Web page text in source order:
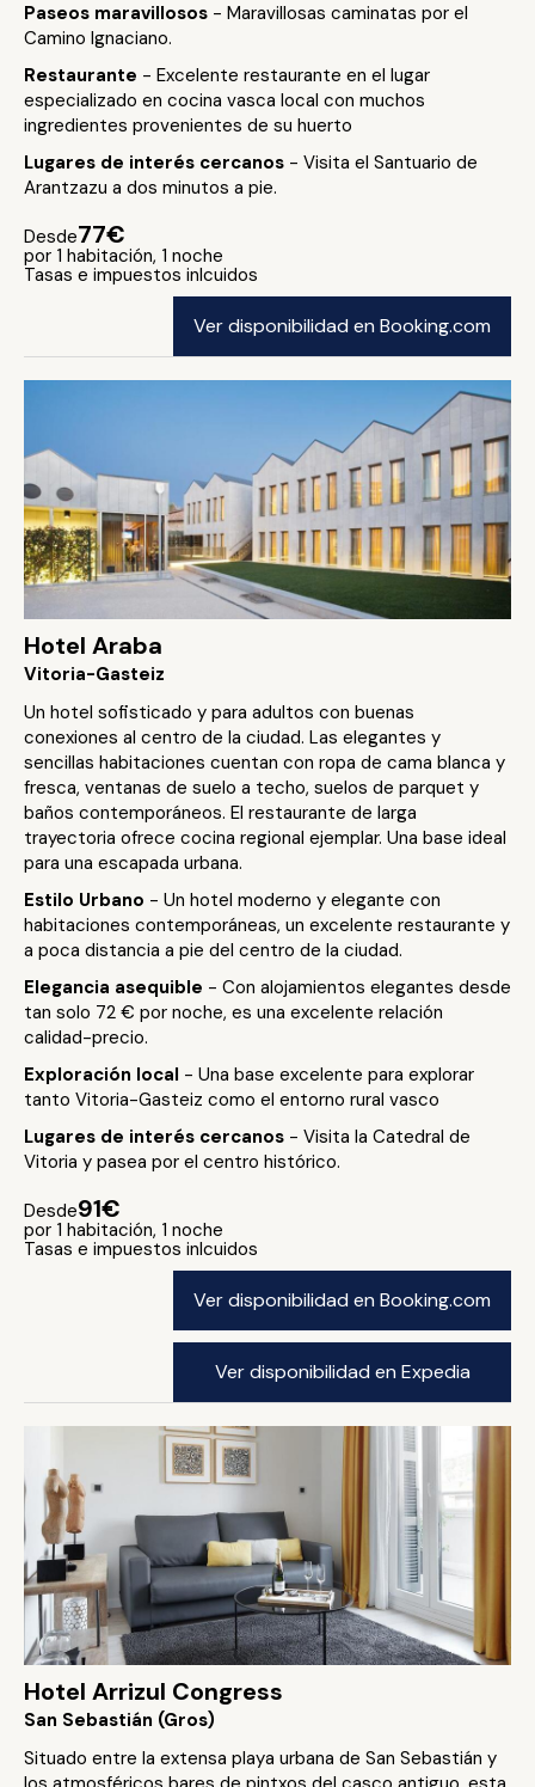
Paseos maravillosos - Maravillosas caminatas por el
Camino Ignaciano.
Restaurante - Excelente restaurante en el lugar
especializado en cocina vasca local con muchos
ingredientes provenientes de su huerto
Lugares de interés cercanos - Visita el Santuario de
Arantzazu a dos minutos a pie.
Desde77€
por 1 habitación, 1 noche
Tasas e impuestos inlcuidos
Ver disponibilidad en Booking.com
Hotel Araba
Vitoria-Gasteiz
Un hotel sofisticado y para adultos con buenas
conexiones al centro de la ciudad. Las elegantes y
sencillas habitaciones cuentan con ropa de cama blanca y
fresca, ventanas de suelo a techo, suelos de parquet y
baños contemporáneos. El restaurante de larga
trayectoria ofrece cocina regional ejemplar. Una base ideal
para una escapada urbana.
Estilo Urbano - Un hotel moderno y elegante con
habitaciones contemporáneas, un excelente restaurante y
a poca distancia a pie del centro de la ciudad.
Elegancia asequible - Con alojamientos elegantes desde
tan solo 72 € por noche, es una excelente relación
calidad-precio.
Exploración local - Una base excelente para explorar
tanto Vitoria-Gasteiz como el entorno rural vasco
Lugares de interés cercanos - Visita la Catedral de
Vitoria y pasea por el centro histórico.
Desde91€
por 1 habitación, 1 noche
Tasas e impuestos inlcuidos
Ver disponibilidad en Booking.com
Ver disponibilidad en Expedia
Hotel Arrizul Congress
San Sebastián (Gros)
Situado entre la extensa playa urbana de San Sebastián y